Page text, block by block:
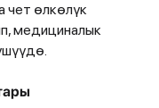
чет өлкөлүк
медициналык